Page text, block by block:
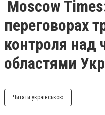
Moscow
переговорах
контроля над
областями
Читати українською